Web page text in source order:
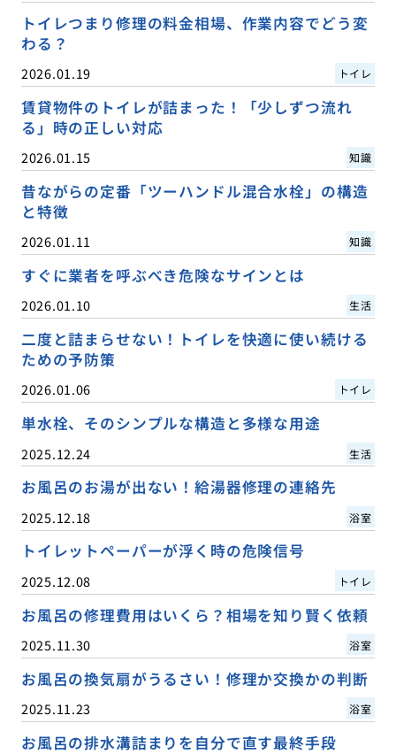
トイレつまり修理の料金相場、作業内容でどう変
わる？
2026.01.19 トイレ
賃貸物件のトイレが詰まった！「少しずつ流れ
る」時の正しい対応
2026.01.15 知識
昔ながらの定番「ツーハンドル混合水栓」の構造
と特徴
2026.01.11 知識
すぐに業者を呼ぶべき危険なサインとは
2026.01.10 生活
二度と詰まらせない！トイレを快適に使い続ける
ための予防策
2026.01.06 トイレ
単水栓、そのシンプルな構造と多様な用途
2025.12.24 生活
お風呂のお湯が出ない！給湯器修理の連絡先
2025.12.18 浴室
トイレットペーパーが浮く時の危険信号
2025.12.08 トイレ
お風呂の修理費用はいくら？相場を知り賢く依頼
2025.11.30 浴室
お風呂の換気扇がうるさい！修理か交換かの判断
2025.11.23 浴室
お風呂の排水溝詰まりを自分で直す最終手段